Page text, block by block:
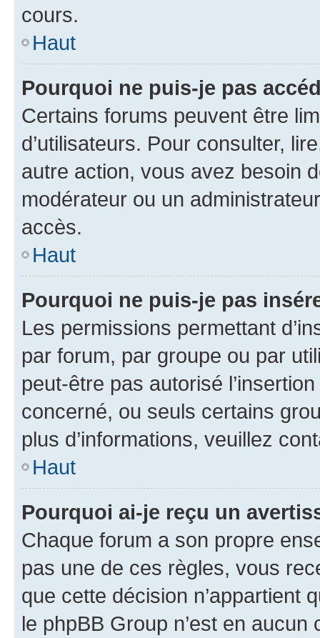
cours.
Haut
Pourquoi ne puis-je pas
Certains forums peuvent être
d’utilisateurs. Pour consulter,
autre action, vous avez besoin
modérateur ou un
accès.
Haut
Pourquoi ne puis-je pas
Les permissions permettant
par forum, par groupe ou par
peut-être pas autorisé
concerné, ou seuls certains
plus d’informations, veuillez
Haut
Pourquoi ai-je reçu un
Chaque forum a son propre
pas une de ces règles, vous
que cette décision n’appartient
le phpBB Group n’est en